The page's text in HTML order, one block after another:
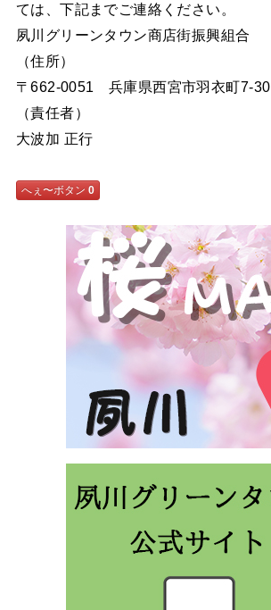
ては、下記までご連絡ください。
夙川グリーンタウン商店街振興組合
（住所）
〒662-0051 兵庫県西宮市羽衣町7-30
（責任者）
大波加 正行
へぇ〜ボタン 0